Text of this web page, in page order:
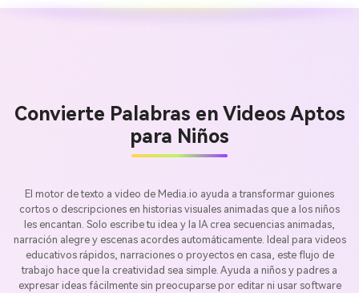
Convierte Palabras en Videos Aptos
para Niños
El motor de texto a video de Media.io ayuda a transformar guiones
cortos o descripciones en historias visuales animadas que a los niños
les encantan. Solo escribe tu idea y la IA crea secuencias animadas,
narración alegre y escenas acordes automáticamente. Ideal para videos
educativos rápidos, narraciones o proyectos en casa, este flujo de
trabajo hace que la creatividad sea simple. Ayuda a niños y padres a
expresar ideas fácilmente sin preocuparse por editar ni usar software